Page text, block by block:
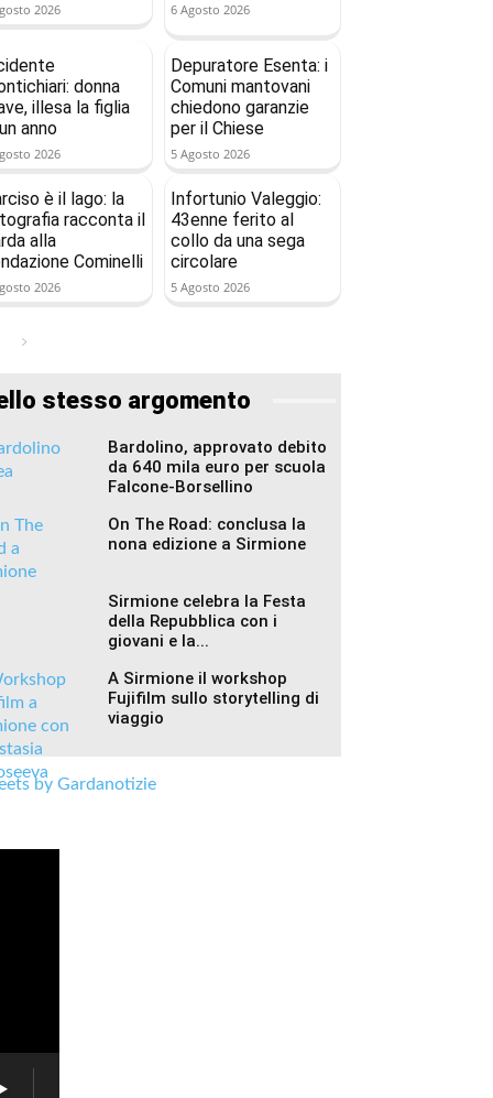
2026 6 Agosto 2026
donna
illesa la figlia
anno
2026
Depuratore Esenta: i
Comuni mantovani
chiedono garanzie
per il Chiese
5 Agosto 2026
è il lago: la
racconta il
alla
Cominelli
2026
Infortunio Valeggio:
43enne ferito al
collo da una sega
circolare
5 Agosto 2026
stesso argomento
Bardolino, approvato debito
da 640 mila euro per scuola
Falcone-Borsellino
On The Road: conclusa la
nona edizione a Sirmione
Sirmione celebra la Festa
della Repubblica con i
giovani e la...
A Sirmione il workshop
Fujifilm sullo storytelling di
viaggio
by Gardanotizie